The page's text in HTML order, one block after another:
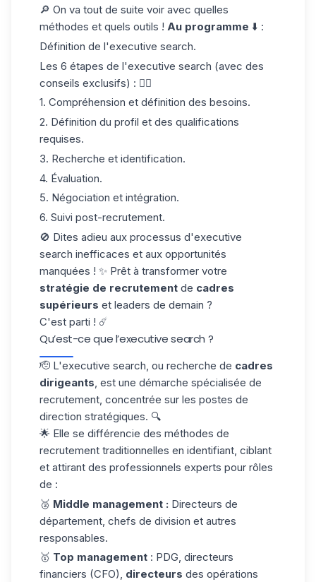
🔎 On va tout de suite voir avec quelles
méthodes et quels outils ! Au programme ⬇️ :
Définition de l'executive search.
Les 6 étapes de l'executive search (avec des
conseils exclusifs) : 👇🏼
1. Compréhension et définition des besoins.
2. Définition du profil et des qualifications
requises.
3. Recherche et identification.
4. Évaluation.
5. Négociation et intégration.
6. Suivi post-recrutement.
🚫 Dites adieu aux processus d'executive
search inefficaces et aux opportunités
manquées ! ✨ Prêt à transformer votre
stratégie de recrutement de cadres
supérieurs et leaders de demain ?
C'est parti ! ☄️
Qu’est-ce que l’executive search ?
🫡 L'executive search, ou recherche de cadres
dirigeants , est une démarche spécialisée de
recrutement, concentrée sur les postes de
direction stratégiques. 🔍
🌟 Elle se différencie des méthodes de
recrutement traditionnelles en identifiant, ciblant
et attirant des professionnels experts pour rôles
de :
🥈 Middle management : Directeurs de
département, chefs de division et autres
responsables.
🥇 Top management : PDG, directeurs
financiers (CFO), directeurs des opérations